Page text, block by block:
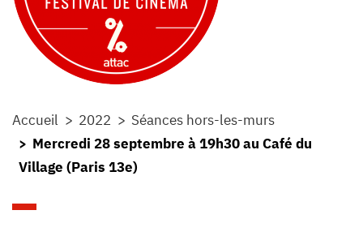
Accueil 2022
Séances hors-les-murs
Mercredi 28 septembre à 19h30 au Café du
Village (Paris 13e)